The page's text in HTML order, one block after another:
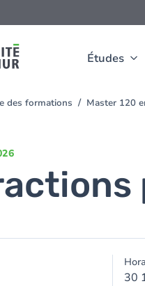
Études
des formations Master 120
30